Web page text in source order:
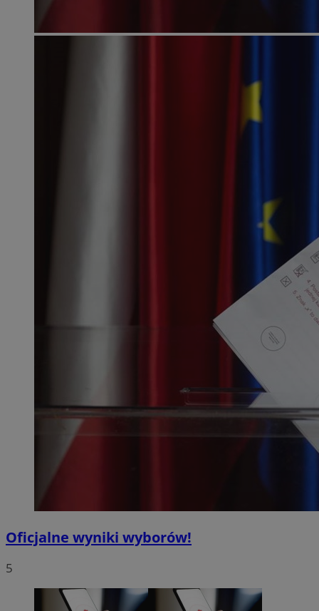
Oficjalne wyniki wyborów!
5